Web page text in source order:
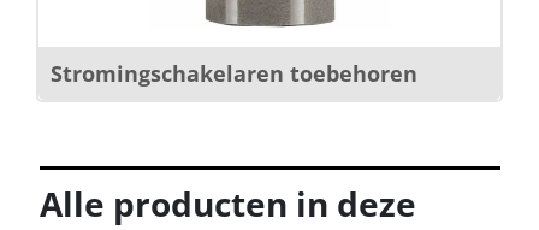
Stromingschakelaren toebehoren
Alle producten in deze